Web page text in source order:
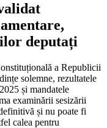
deputați
a Republicii
solemne, rezultatele
și mandatele
examinării sesizării
și nu poate fi
calea pentru